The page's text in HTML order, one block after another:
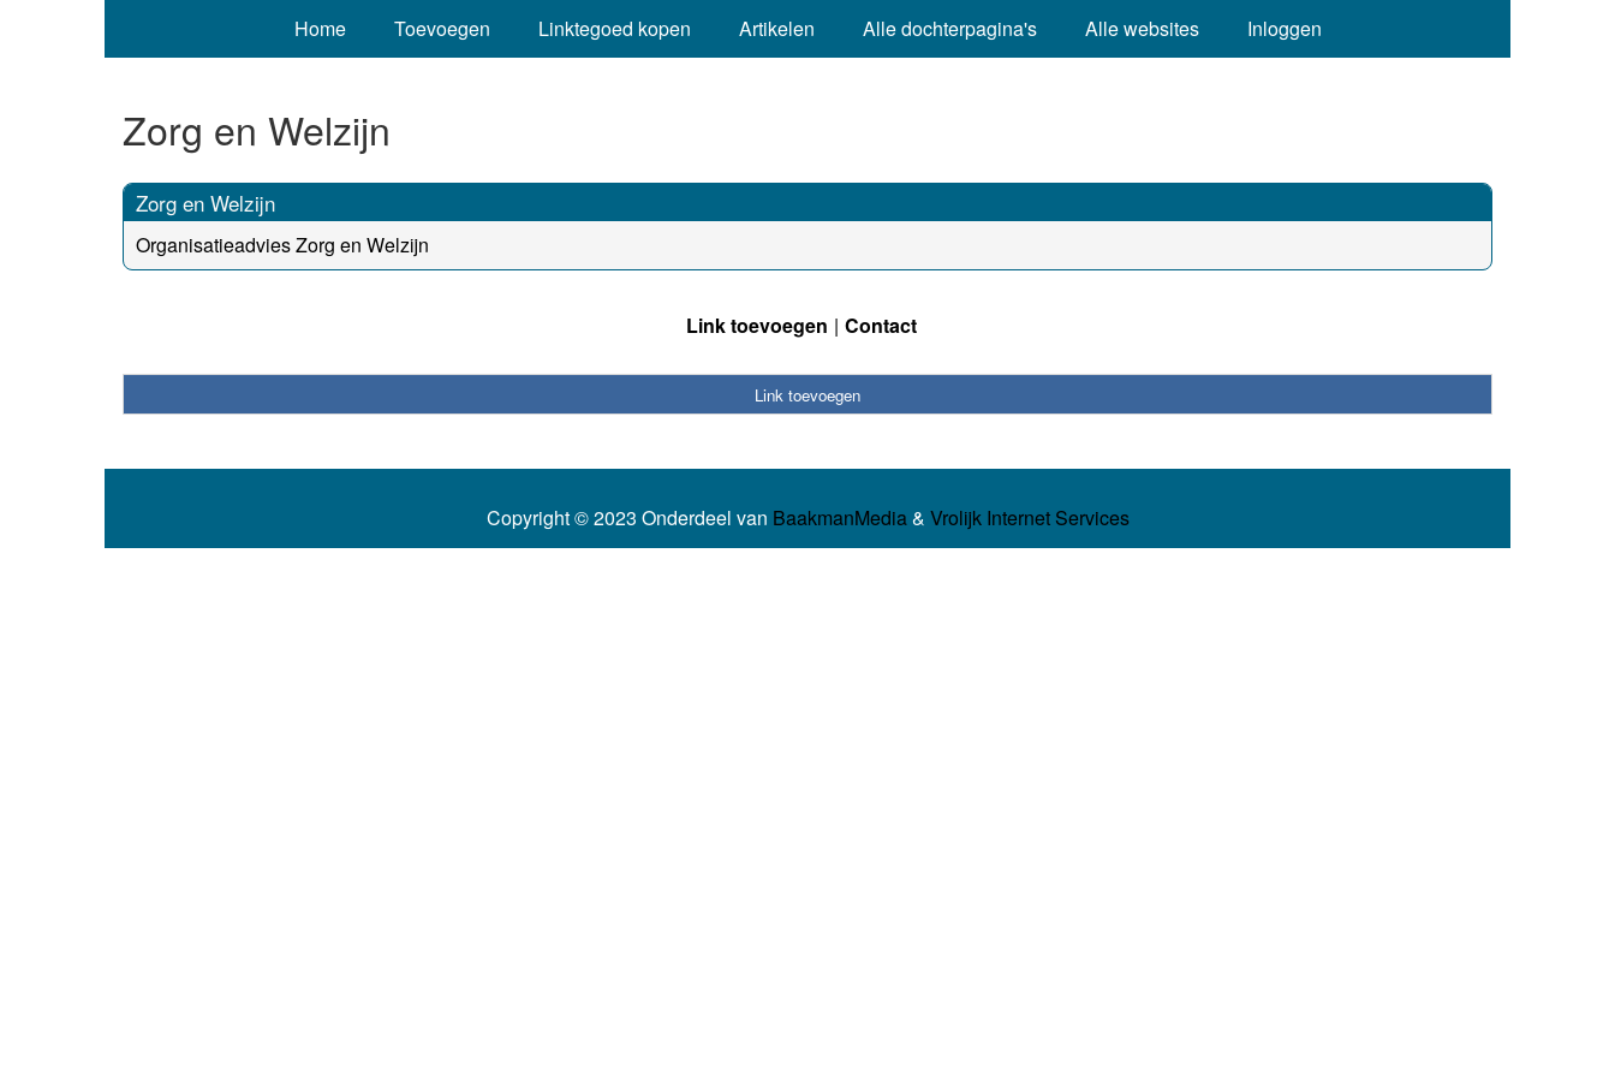
Home Toevoegen Linktegoed kopen Artikelen Alle dochterpagina's Alle websites Inloggen
Zorg en Welzijn
Zorg en Welzijn
Organisatieadvies Zorg en Welzijn
Link toevoegen Contact
Link toevoegen
Copyright © 2023 Onderdeel van BaakmanMedia& Vrolijk Internet Services